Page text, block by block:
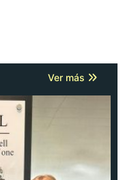
Ver más